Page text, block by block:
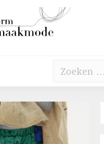
Zoeken